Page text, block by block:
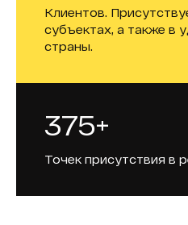
Клиентов.
субъектах, а также в
страны.
375+
Точек присутствия в